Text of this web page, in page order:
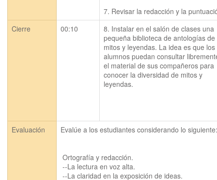
Cierre 00:10
8. Instalar en el salón de clases una
pequeña biblioteca de antologías de
mitos y leyendas. La idea es que los
alumnos puedan consultar
el material de sus compañeros para
conocer la diversidad de mitos y
leyendas.
Evaluación Evalúe a los estudiantes considerando lo siguiente: